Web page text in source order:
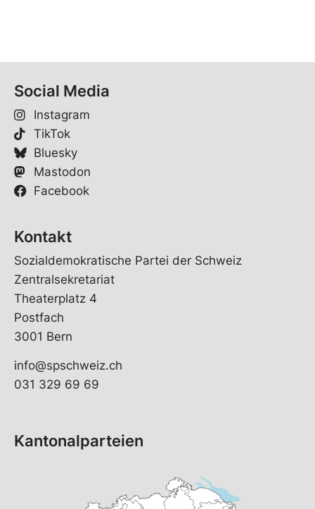
Social Media
Instagram
TikTok
Bluesky
Mastodon
Facebook
Kontakt
Sozialdemokratische Partei der Schweiz
Zentralsekretariat
Theaterplatz 4
Postfach
3001 Bern
info@spschweiz.ch
031 329 69 69
Kantonalparteien